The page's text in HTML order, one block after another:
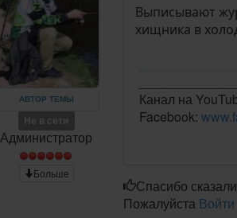
АВТОР ТЕМЫ
Не в сети
Администратор
Больше
Выписывают
хищника в
Канал на
Facebook:
Спасибо
Пожалуйста Войти